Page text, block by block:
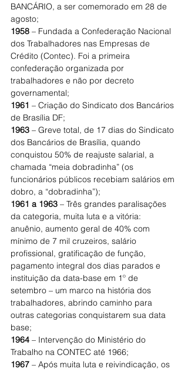
BANCÁRIO, a ser comemorado em 28 de
agosto;
1958 – Fundada a Confederação Nacional
dos Trabalhadores nas Empresas de
Crédito (Contec). Foi a primeira
confederação organizada por
trabalhadores e não por decreto
governamental;
1961 – Criação do Sindicato dos Bancários
de Brasília DF;
1963 – Greve total, de 17 dias do Sindicato
dos Bancários de Brasília, quando
conquistou 50% de reajuste salarial, a
chamada “meia dobradinha” (os
funcionários públicos recebiam salários em
dobro, a “dobradinha”);
1961 a 1963 – Três grandes paralisações
da categoria, muita luta e a vitória:
anuênio, aumento geral de 40% com
mínimo de 7 mil cruzeiros, salário
profissional, gratificação de função,
pagamento integral dos dias parados e
instituição da data-base em 1º de
setembro – um marco na história dos
trabalhadores, abrindo caminho para
outras categorias conquistarem sua data
base;
1964 – Intervenção do Ministério do
Trabalho na CONTEC até 1966;
1967 – Após muita luta e reivindicação, os